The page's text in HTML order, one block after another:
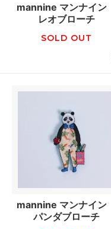
mannine マンナイン
レオブローチ
SOLD OUT
mannine マンナイン
パンダブローチ